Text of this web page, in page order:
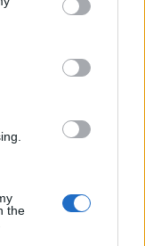
the
két halász,
frissítve
a
sajtó,